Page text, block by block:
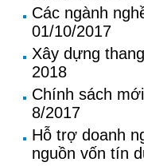
Các ngành
01/10/2017
Xây dựng
2018
Chính sách
8/2017
Hỗ trợ doanh
nguồn vốn tín